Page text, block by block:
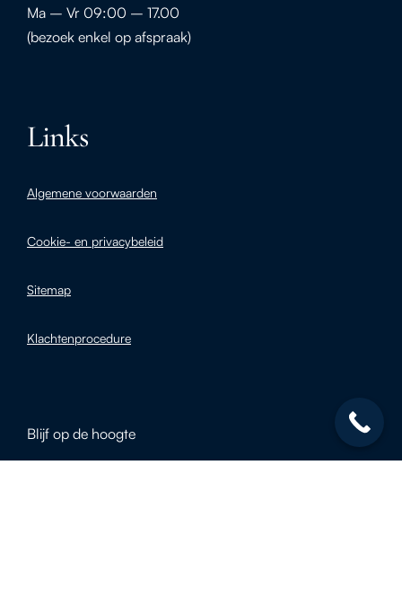
Ma – Vr 09:00 – 17.00
(bezoek enkel op afspraak)
Links
Algemene voorwaarden
Cookie- en privacybeleid
Sitemap
Klachtenprocedure
Blijf op de hoogte